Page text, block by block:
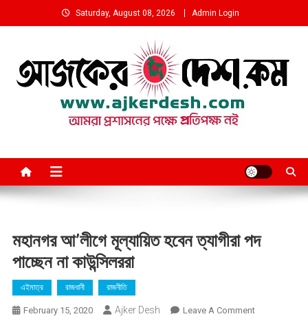
to
Saturday, August 08, 2026 Admin Login
মহানগর আ’লীগে মূল্যায়িত হবেন ত্যাগীরা পদ
পাচ্ছেন না কাউন্সিলররা
এইমাত্র রাজধানী রাজনীতি
February 15, 2020 Ajker Desh Leave A CommentOn